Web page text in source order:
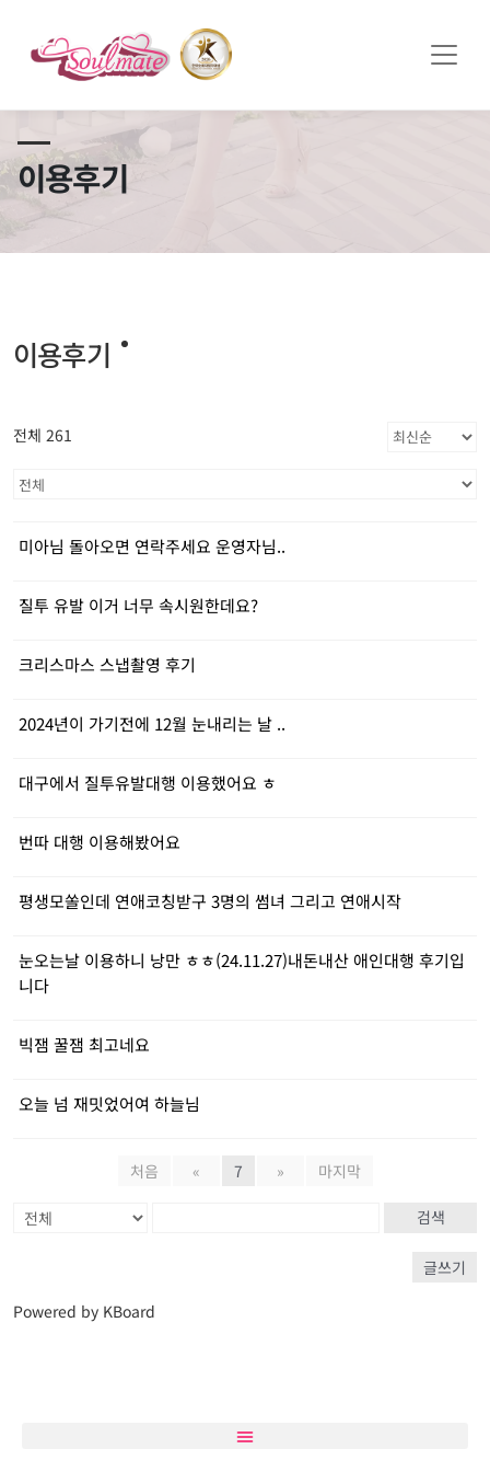
이용후기
이용후기
전체 261
미아님 돌아오면 연락주세요 운영자님..
질투 유발 이거 너무 속시원한데요?
크리스마스 스냅촬영 후기
2024년이 가기전에 12월 눈내리는 날 ..
대구에서 질투유발대행 이용했어요 ㅎ
번따 대행 이용해봤어요
평생모쏠인데 연애코칭받구 3명의 썸녀 그리고 연애시작
눈오는날 이용하니 낭만 ㅎㅎ(24.11.27)내돈내산 애인대행 후기입
니다
빅잼 꿀잼 최고네요
오늘 넘 재밋었어여 하늘님
처음 « 7 » 마지막
검색
글쓰기
Powered by KBoard
쏠메이트×토모토모 프로모션 영상 full버전 보러가기